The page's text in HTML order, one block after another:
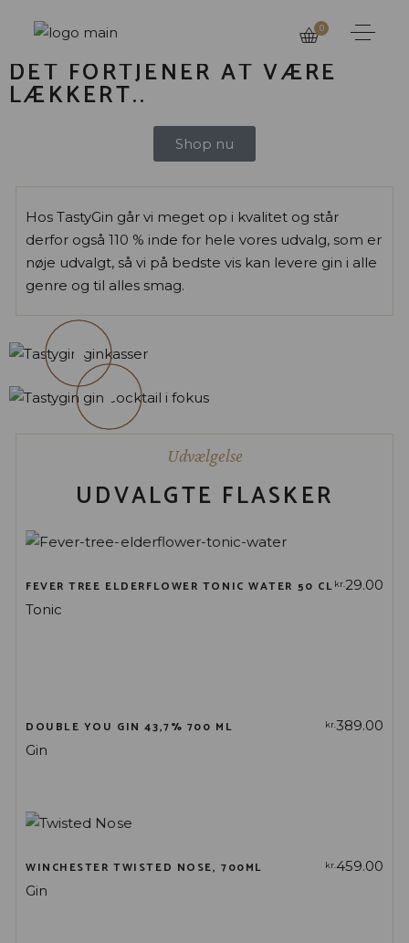
0
TASTYGIN
DET FORTJENER AT VÆRE
LÆKKERT..
Shop nu
Hos TastyGin går vi meget op i kvalitet og står
derfor også 110 % inde for hele vores udvalg, som er
nøje udvalgt, så vi på bedste vis kan levere gin i alle
genre og til alles smag.
Udvælgelse
UDVALGTE FLASKER
FEVER TREE ELDERFLOWER TONIC WATER 50 CL kr. 29.00
Tonic
DOUBLE YOU GIN 43,7% 700 ML kr.389.00
Gin
WINCHESTER TWISTED NOSE, 700ML kr. 459.00
Gin